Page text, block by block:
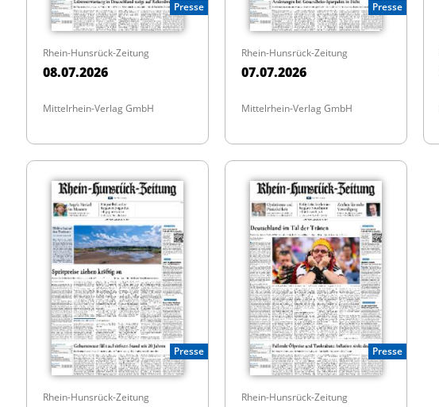
Presse
Rhein-Hunsrück-Zeitung
08.07.2026
Mittelrhein-Verlag GmbH
Presse
Rhein-Hunsrück-Zeitung
07.07.2026
Mittelrhein-Verlag GmbH
Presse
Rhein-Hunsrück-Zeitung
Presse
Rhein-Hunsrück-Zeitung